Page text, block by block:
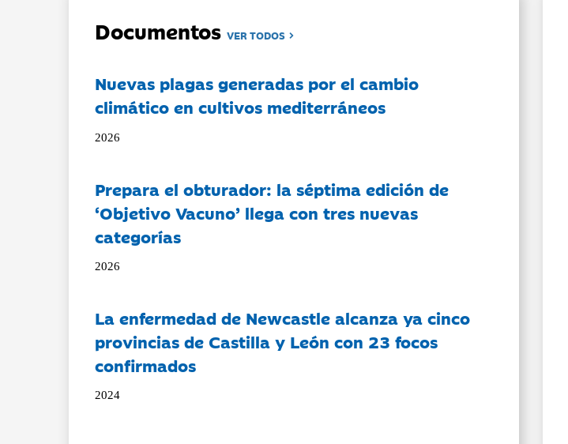
DocumentosVER TODOS
Nuevas plagas generadas por el cambio
climático en cultivos mediterráneos
2026
Prepara el obturador: la séptima edición de
‘Objetivo Vacuno’ llega con tres nuevas
categorías
2026
La enfermedad de Newcastle alcanza ya cinco
provincias de Castilla y León con 23 focos
confirmados
2024